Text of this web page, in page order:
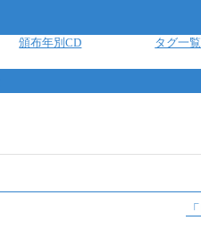
頒布年別CD タグ一覧
「